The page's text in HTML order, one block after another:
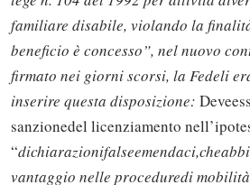
familiare disabile, violando la
beneficio è concesso”, nel nuovo
firmato nei giorni scorsi, la Fedeli
inserire questa disposizione:
sanzionedel licenziamento
“
vantaggio nelle proceduredi